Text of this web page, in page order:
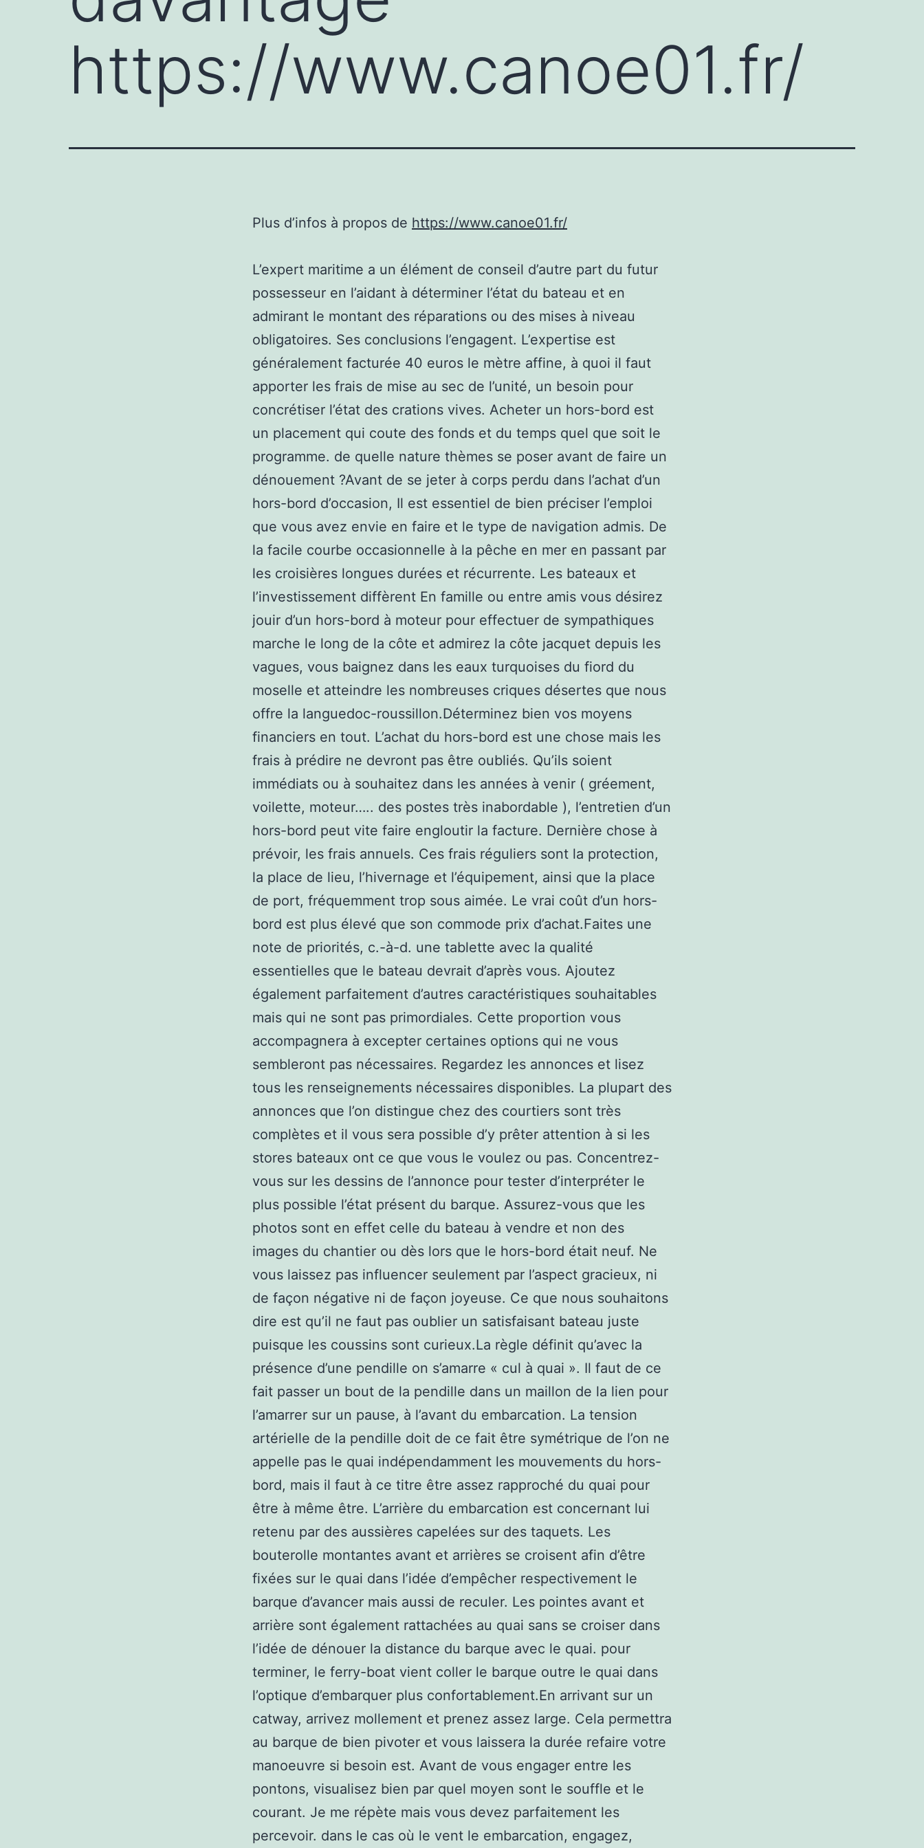
https://www.canoe01.fr/
Plus d’infos à propos de https://www.canoe01.fr/
L’expert maritime a un élément de conseil d’autre part du futur
possesseur en l’aidant à déterminer l’état du bateau et en
admirant le montant des réparations ou des mises à niveau
obligatoires. Ses conclusions l’engagent. L’expertise est
généralement facturée 40 euros le mètre affine, à quoi il faut
apporter les frais de mise au sec de l’unité, un besoin pour
concrétiser l’état des crations vives. Acheter un hors-bord est
un placement qui coute des fonds et du temps quel que soit le
programme. de quelle nature thèmes se poser avant de faire un
dénouement ?Avant de se jeter à corps perdu dans l’achat d’un
hors-bord d’occasion, Il est essentiel de bien préciser l’emploi
que vous avez envie en faire et le type de navigation admis. De
la facile courbe occasionnelle à la pêche en mer en passant par
les croisières longues durées et récurrente. Les bateaux et
l’investissement diffèrent En famille ou entre amis vous désirez
jouir d’un hors-bord à moteur pour effectuer de sympathiques
marche le long de la côte et admirez la côte jacquet depuis les
vagues, vous baignez dans les eaux turquoises du fiord du
moselle et atteindre les nombreuses criques désertes que nous
offre la languedoc-roussillon.Déterminez bien vos moyens
financiers en tout. L’achat du hors-bord est une chose mais les
frais à prédire ne devront pas être oubliés. Qu’ils soient
immédiats ou à souhaitez dans les années à venir ( gréement,
voilette, moteur….. des postes très inabordable ), l’entretien d’un
hors-bord peut vite faire engloutir la facture. Dernière chose à
prévoir, les frais annuels. Ces frais réguliers sont la protection,
la place de lieu, l’hivernage et l’équipement, ainsi que la place
de port, fréquemment trop sous aimée. Le vrai coût d’un hors-
bord est plus élevé que son commode prix d’achat.Faites une
note de priorités, c.-à-d. une tablette avec la qualité
essentielles que le bateau devrait d’après vous. Ajoutez
également parfaitement d’autres caractéristiques souhaitables
mais qui ne sont pas primordiales. Cette proportion vous
accompagnera à excepter certaines options qui ne vous
sembleront pas nécessaires. Regardez les annonces et lisez
tous les renseignements nécessaires disponibles. La plupart des
annonces que l’on distingue chez des courtiers sont très
complètes et il vous sera possible d’y prêter attention à si les
stores bateaux ont ce que vous le voulez ou pas. Concentrez-
vous sur les dessins de l’annonce pour tester d’interpréter le
plus possible l’état présent du barque. Assurez-vous que les
photos sont en effet celle du bateau à vendre et non des
images du chantier ou dès lors que le hors-bord était neuf. Ne
vous laissez pas influencer seulement par l’aspect gracieux, ni
de façon négative ni de façon joyeuse. Ce que nous souhaitons
dire est qu’il ne faut pas oublier un satisfaisant bateau juste
puisque les coussins sont curieux.La règle définit qu’avec la
présence d’une pendille on s’amarre « cul à quai ». Il faut de ce
fait passer un bout de la pendille dans un maillon de la lien pour
l’amarrer sur un pause, à l’avant du embarcation. La tension
artérielle de la pendille doit de ce fait être symétrique de l’on ne
appelle pas le quai indépendamment les mouvements du hors-
bord, mais il faut à ce titre être assez rapproché du quai pour
être à même être. L’arrière du embarcation est concernant lui
retenu par des aussières capelées sur des taquets. Les
bouterolle montantes avant et arrières se croisent afin d’être
fixées sur le quai dans l’idée d’empêcher respectivement le
barque d’avancer mais aussi de reculer. Les pointes avant et
arrière sont également rattachées au quai sans se croiser dans
l’idée de dénouer la distance du barque avec le quai. pour
terminer, le ferry-boat vient coller le barque outre le quai dans
l’optique d’embarquer plus confortablement.En arrivant sur un
catway, arrivez mollement et prenez assez large. Cela permettra
au barque de bien pivoter et vous laissera la durée refaire votre
manoeuvre si besoin est. Avant de vous engager entre les
pontons, visualisez bien par quel moyen sont le souffle et le
courant. Je me répète mais vous devez parfaitement les
percevoir. dans le cas où le vent le embarcation, engagez,